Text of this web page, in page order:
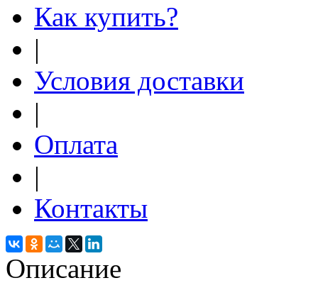
Как купить?
|
Условия доставки
|
Оплата
|
Контакты
Описание